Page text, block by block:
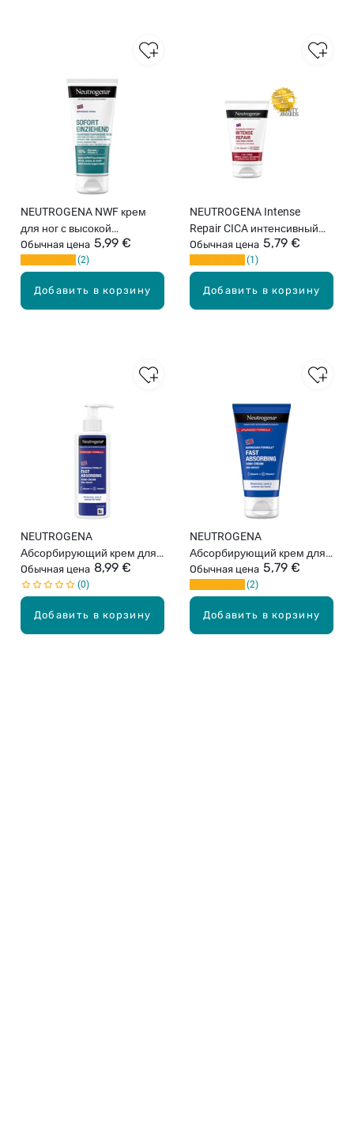
Добавить в корзину
NEUTROGENA NWF крем
для ног с высокой
впитываемостью, 100мл
Обычная цена 5,99 €
2
Добавить в корзину
NEUTROGENA Intense
Repair CICA интенсивный
восстанавливающий крем
для рук, 50мл
Обычная цена 5,79 €
1
Добавить в корзину
NEUTROGENA
Абсорбирующий крем для
рук, 150мл
Обычная цена 8,99 €
0
Добавить в корзину
NEUTROGENA
Абсорбирующий крем для
рук, 75мл
Обычная цена 5,79 €
2